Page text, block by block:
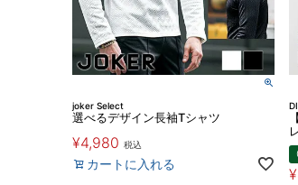
joker Select
選べるデザイン長袖Tシャツ
¥4,980 税込
カートに入れる
¥